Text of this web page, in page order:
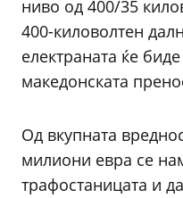
ниво од 400/35
400-киловолтен
електраната ќе
македонската
Од вкупната
милиони евра се
трафостаницата и